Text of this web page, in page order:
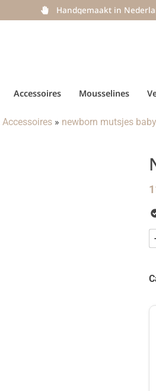
Handgemaakt in
Accessoires Mousselines
Accessoires » newborn mutsjes
-